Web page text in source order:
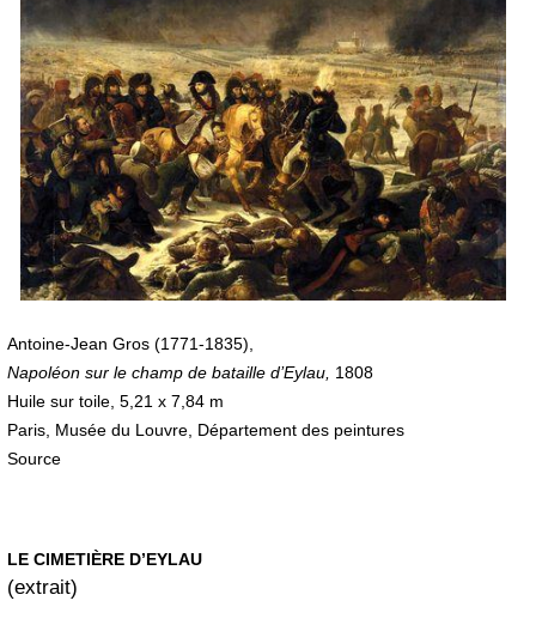
Antoine-Jean Gros (1771-1835),
Napoléon sur le champ de bataille d’Eylau, 1808
Huile sur toile, 5,21 x 7,84 m
Paris, Musée du Louvre, Département des peintures
Source
LE CIMETIÈRE D’EYLAU
(extrait)